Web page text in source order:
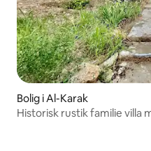
Bolig i Al-Karak
Historisk rustik familie villa